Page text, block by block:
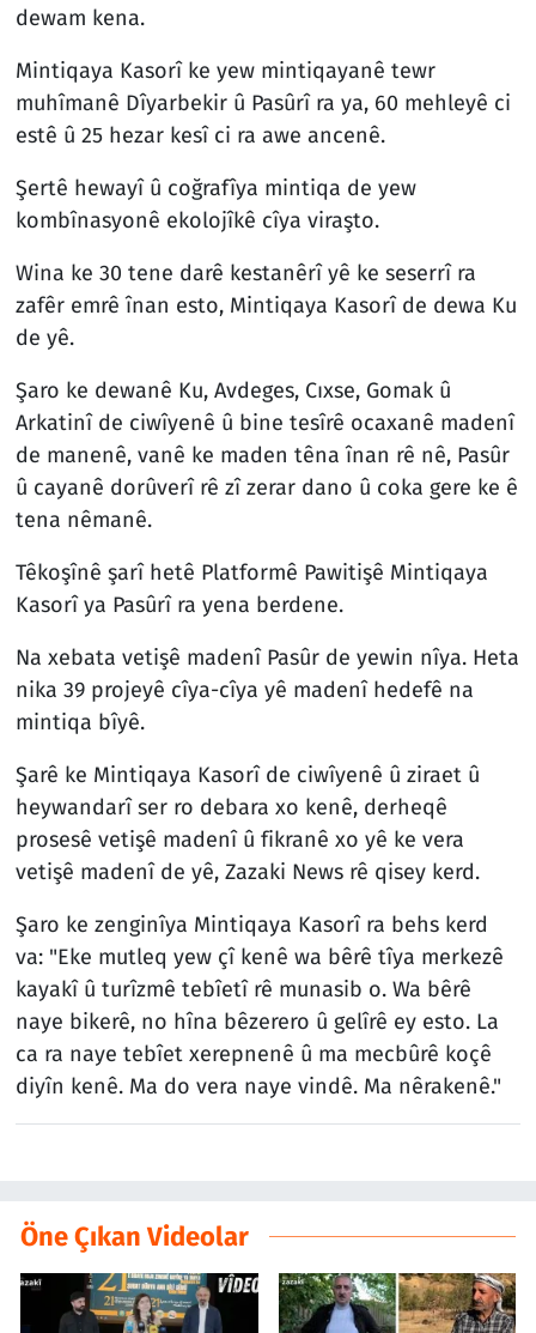
dewam kena.
Mintiqaya Kasorî ke yew mintiqayanê tewr
muhîmanê Dîyarbekir û Pasûrî ra ya, 60 mehleyê ci
estê û 25 hezar kesî ci ra awe ancenê.
Şertê hewayî û coğrafîya mintiqa de yew
kombînasyonê ekolojîkê cîya viraşto.
Wina ke 30 tene darê kestanêrî yê ke seserrî ra
zafêr emrê înan esto, Mintiqaya Kasorî de dewa Ku
de yê.
Şaro ke dewanê Ku, Avdeges, Cıxse, Gomak û
Arkatinî de ciwîyenê û bine tesîrê ocaxanê madenî
de manenê, vanê ke maden têna înan rê nê, Pasûr
û cayanê dorûverî rê zî zerar dano û coka gere ke ê
tena nêmanê.
Têkoşînê şarî hetê Platformê Pawitişê Mintiqaya
Kasorî ya Pasûrî ra yena berdene.
Na xebata vetişê madenî Pasûr de yewin nîya. Heta
nika 39 projeyê cîya-cîya yê madenî hedefê na
mintiqa bîyê.
Şarê ke Mintiqaya Kasorî de ciwîyenê û ziraet û
heywandarî ser ro debara xo kenê, derheqê
prosesê vetişê madenî û fikranê xo yê ke vera
vetişê madenî de yê, Zazaki News rê qisey kerd.
Şaro ke zenginîya Mintiqaya Kasorî ra behs kerd
va: "Eke mutleq yew çî kenê wa bêrê tîya merkezê
kayakî û turîzmê tebîetî rê munasib o. Wa bêrê
naye bikerê, no hîna bêzerero û gelîrê ey esto. La
ca ra naye tebîet xerepnenê û ma mecbûrê koçê
diyîn kenê. Ma do vera naye vindê. Ma nêrakenê."
Öne Çıkan Videolar